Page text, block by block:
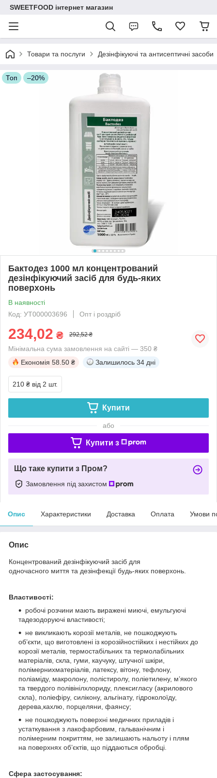
SWEETFOOD інтернет магазин
Товари та послуги Дезінфікуючі та антисептичні засоби
Топ –20%
Бактодез 1000 мл концентрований
дезінфікуючий засіб для будь-яких
поверхонь
В наявності
Код: УТ000003696
Опт і роздріб
234,02 ₴ 292,52 ₴
Мінімальна сума замовлення на сайті — 350 ₴
Економія 58.50 ₴ Залишилось 34 дні
210 ₴ від 2 шт.
Купити
або
Купити з
Що таке купити з Пром?
Замовлення під захистом
Опис Характеристики Доставка Оплата Умови
Опис
Концентрований дезінфікуючий засіб для
одночасного миття та дезінфекції будь-яких поверхонь.
Властивості:
робочі розчини мають виражені миючі, емульгуючі
тадезодоруючі властивості;
не викликають корозії металів, не пошкоджують
об’єкти, що виготовлені із корозійностійких і нестійких до
корозії металів, термостабільних та термолабільних
матеріалів, скла, гуми, каучуку, штучної шкіри,
полімернихматеріалів, латексу, вітону, тефлону,
поліаміду, макролону, полістиролу, поліетилену, м’якого
та твердого полівінілхлориду, плексигласу (акрилового
скла), поліефіру, силікону, альгінату, гідроколоїду,
дерева,кахлю, порцеляни, фаянсу;
не пошкоджують поверхні медичних приладів і
устаткування з лакофарбовим, гальванічним і
полімерним покриттям, не залишають нальоту і плям
на поверхнях об’єктів, що піддаються обробці.
Сфера застосування: